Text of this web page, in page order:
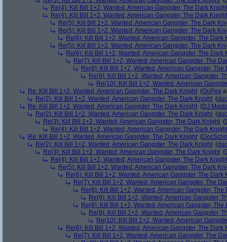
Re(4): Kill Bill 1+2, Wanted, American Gangster, The Dark Knight
Re(4): Kill Bill 1+2, Wanted, American Gangster, The Dark Knight
Re(5): Kill Bill 1+2, Wanted, American Gangster, The Dark
Re(5): Kill Bill 1+2, Wanted, American Gangster, The Dark
Re(6): Kill Bill 1+2, Wanted, American Gangster, The Dark
Re(5): Kill Bill 1+2, Wanted, American Gangster, The Dark
Re(6): Kill Bill 1+2, Wanted, American Gangster, The Dark
Re(7): Kill Bill 1+2, Wanted, American Gangster, The
Re(8): Kill Bill 1+2, Wanted, American Gangster, The
Re(9): Kill Bill 1+2, Wanted, American Gangster,
Re(10): Kill Bill 1+2, Wanted, American
Re: Kill Bill 1+2, Wanted, American Gangster, The Dark Knight (OoPee
Re(2): Kill Bill 1+2, Wanted, American Gangster, The Dark Knight (
Re: Kill Bill 1+2, Wanted, American Gangster, The Dark Knight (DJ
Re(2): Kill Bill 1+2, Wanted, American Gangster, The Dark Knight (
Re(3): Kill Bill 1+2, Wanted, American Gangster, The Dark Knight (
Re(4): Kill Bill 1+2, Wanted, American Gangster, The Dark Knight
Re: Kill Bill 1+2, Wanted, American Gangster, The Dark Knight (
Re(2): Kill Bill 1+2, Wanted, American Gangster, The Dark Knight (
Re(3): Kill Bill 1+2, Wanted, American Gangster, The Dark Knight (
Re(4): Kill Bill 1+2, Wanted, American Gangster, The Dark Knight
Re(5): Kill Bill 1+2, Wanted, American Gangster, The Dark
Re(6): Kill Bill 1+2, Wanted, American Gangster, The Dark
Re(7): Kill Bill 1+2, Wanted, American Gangster, The
Re(8): Kill Bill 1+2, Wanted, American Gangster, The
Re(9): Kill Bill 1+2, Wanted, American Gangster,
Re(8): Kill Bill 1+2, Wanted, American Gangster, The
Re(9): Kill Bill 1+2, Wanted, American Gangster,
Re(10): Kill Bill 1+2, Wanted, American
Re(6): Kill Bill 1+2, Wanted, American Gangster, The Dark
Re(7): Kill Bill 1+2, Wanted, American Gangster, The